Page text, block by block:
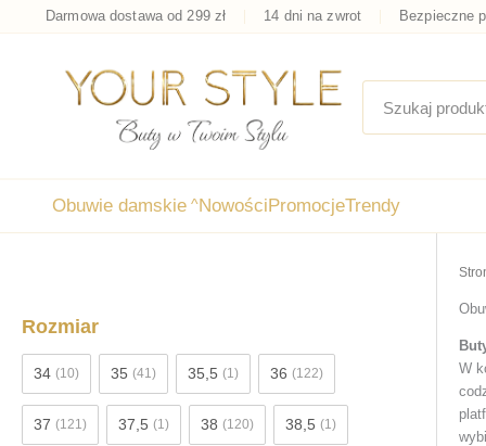
Darmowa dostawa od 299 zł 14 dni na zwrot Bezpieczne
Obuwie damskie ^NowościPromocjeTrendy
Rozmiar
34 (10) 35 (41) 35,5 (1) 36 (122)
37 (121) 37,5 (1) 38 (120) 38,5 (1)
W